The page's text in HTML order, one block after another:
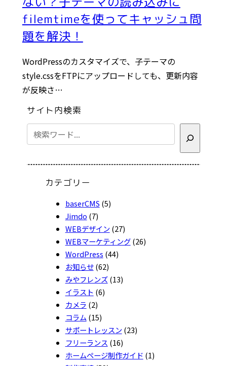
filemtimeを使ってキャッシュ問
題を解決！
WordPressのカスタマイズで、子テーマの
style.cssをFTPにアップロードしても、更新内容
が反映さ…
サイト内検索
検
索
カテゴリー
baserCMS (5)
Jimdo (7)
WEBデザイン (27)
WEBマーケティング(26)
WordPress (44)
お知らせ(62)
みやフレンズ(13)
イラスト (6)
カメラ (2)
コラム (15)
サポートレッスン (23)
フリーランス (16)
ホームページ制作ガイド (1)